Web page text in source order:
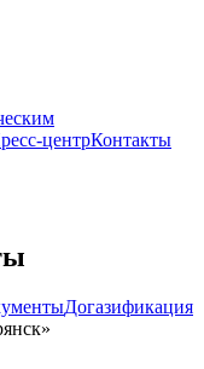
центрКонтакты
Догазификация